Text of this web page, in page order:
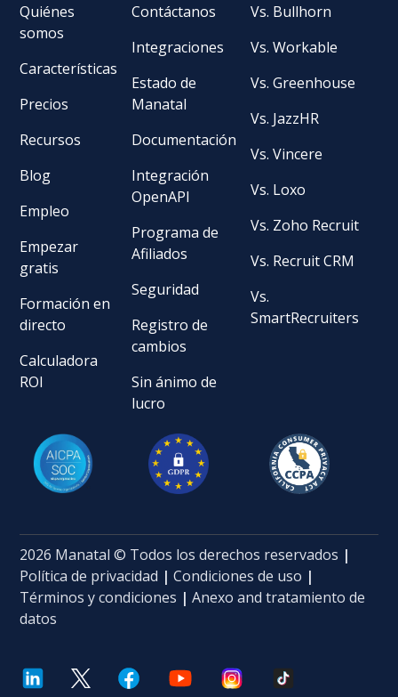
Quiénes
somos
Características
Precios
Recursos
Blog
Empleo
Empezar
gratis
Formación en
directo
Calculadora
ROI
Contáctanos
Integraciones
Estado de
Manatal
Documentación
Integración
OpenAPI
Programa de
Afiliados
Seguridad
Registro de
cambios
Sin ánimo de
lucro
Vs. Bullhorn
Vs. Workable
Vs. Greenhouse
Vs. JazzHR
Vs. Vincere
Vs. Loxo
Vs. Zoho Recruit
Vs. Recruit CRM
Vs.
SmartRecruiters
2026 Manatal © Todos los derechos reservados |
Política de privacidad |Condiciones de uso |
Términos y condiciones | Anexo and tratamiento de
datos